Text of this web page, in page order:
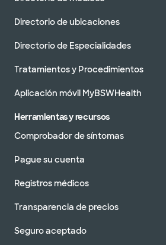
Directorio de ubicaciones
Directorio de Especialidades
Tratamientos y Procedimientos
Aplicación móvil MyBSWHealth
Herramientas y recursos
Comprobador de síntomas
Pague su cuenta
Registros médicos
Transparencia de precios
Seguro aceptado